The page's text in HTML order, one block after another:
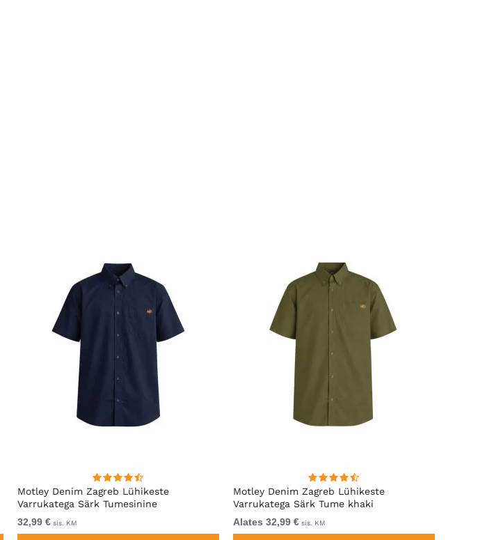
Motley Denim Zagreb Lühikeste
Varrukatega Särk Tumesinine
32,99 € sis. KM
Motley Denim Zagreb Lühikeste
Varrukatega Särk Tume khaki
Alates 32,99 € sis. KM